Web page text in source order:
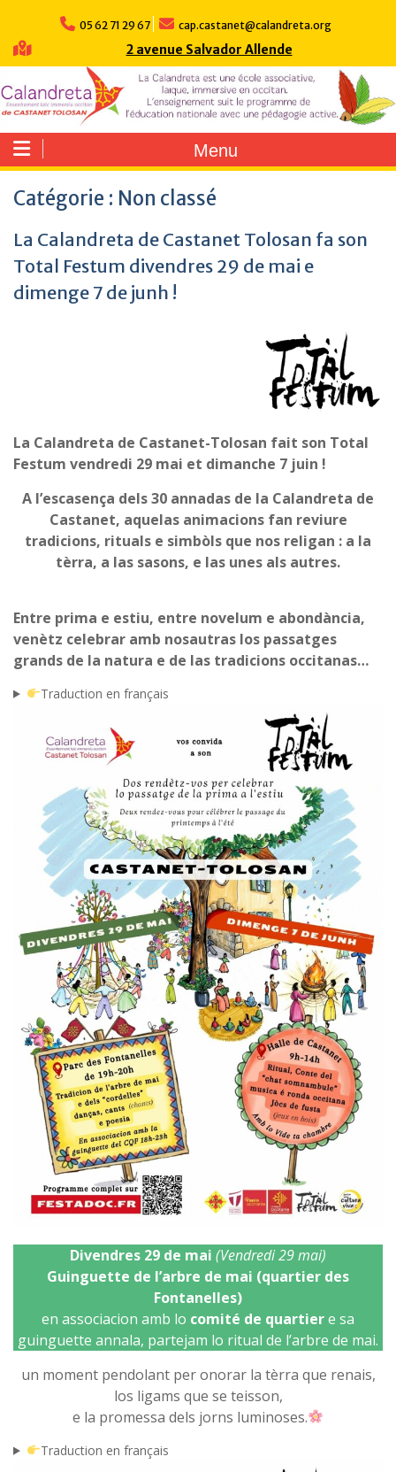
content
05 62 71 29 67 cap.castanet@calandreta.org
2 avenue Salvador Allende
Menu
Catégorie : Non classé
La Calandreta de Castanet Tolosan fa son
Total Festum divendres 29 de mai e
dimenge 7 de junh !
La Calandreta de Castanet-Tolosan fait son Total
Festum vendredi 29 mai et dimanche 7 juin !
A l’escasença dels 30 annadas de la Calandreta de
Castanet, aquelas animacions fan reviure
tradicions, rituals e simbòls que nos religan : a la
tèrra, a las sasons, e las unes als autres.
Entre prima e estiu, entre novelum e abondància,
venètz celebrar amb nosautras los passatges
grands de la natura e de las tradicions occitanas…
Traduction en français
Divendres 29 de mai (Vendredi 29 mai)
Guinguette de l’arbre de mai (quartier des
Fontanelles)
en associacion amb lo comité de quartiere sa
guinguette annala, partejam lo ritual de l’arbre de mai.
un moment pendolant per onorar la tèrra que renais,
los ligams que se teisson,
e la promessa dels jorns luminoses.
Traduction en français